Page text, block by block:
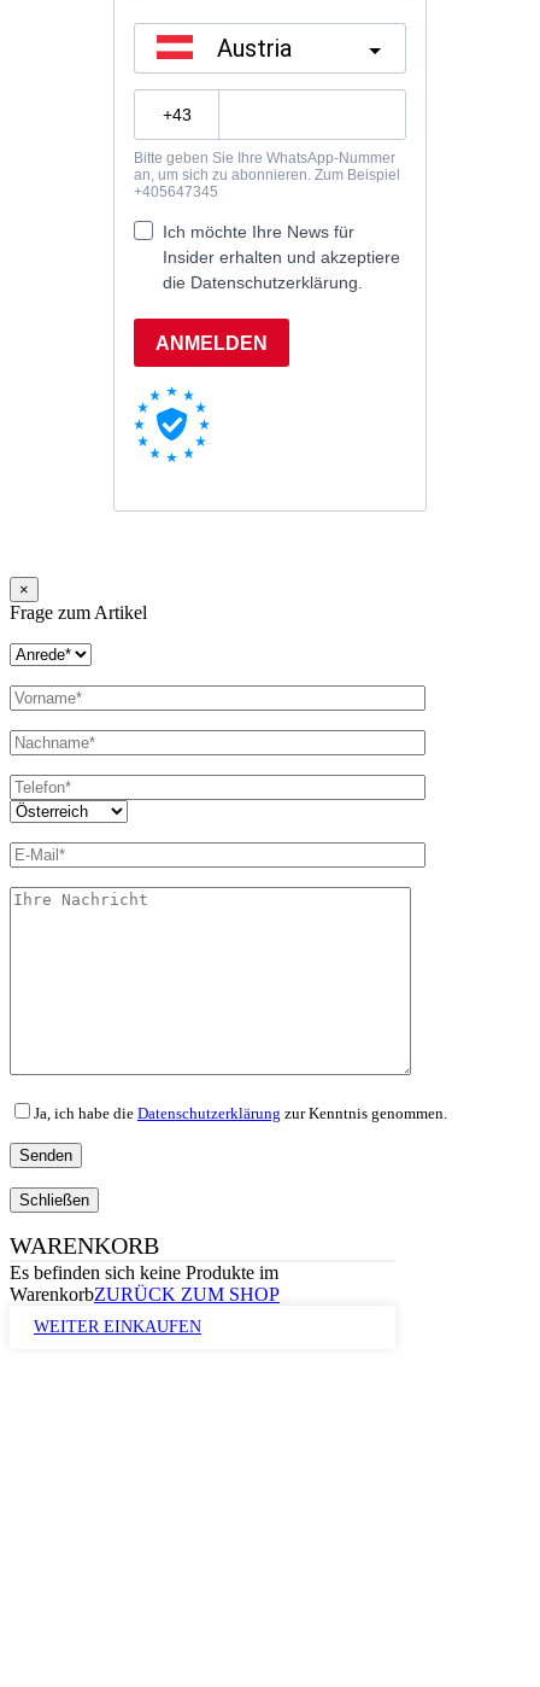
×
Frage zum Artikel
Ja, ich habe die Datenschutzerklärung zur Kenntnis genommen.
Schließen
WARENKORB
Es befinden sich keine Produkte im
WarenkorbZURÜCK ZUM SHOP
WEITER EINKAUFEN